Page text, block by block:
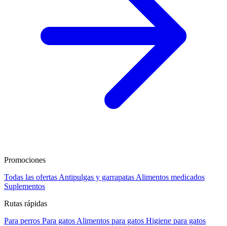
Promociones
Todas las ofertas Antipulgas y garrapatas Alimentos medicados
Suplementos
Rutas rápidas
Para perros Para gatos Alimentos para gatos Higiene para gatos